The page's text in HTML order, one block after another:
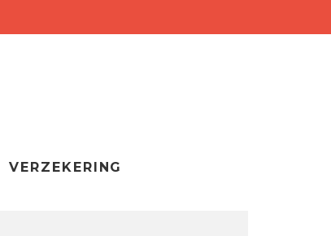
VERZEKERING